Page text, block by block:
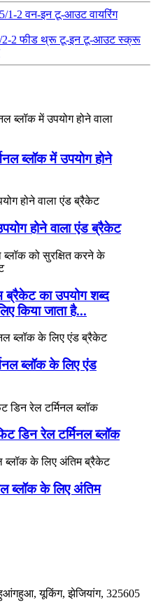
1-2 वन-इन टू-आउट वायरिंग
2-2 फीड थ्रू टू-इन टू-आउट स्क्रू
ब्लॉक में उपयोग होने
होने वाला एंड ब्रैकेट
का उपयोग शब्द
किया जाता है...
ब्लॉक के लिए एंड
डिन रेल टर्मिनल ब्लॉक
ब्लॉक के लिए अंतिम
हुआंगहुआ, यूकिंग, झेजियांग, 325605